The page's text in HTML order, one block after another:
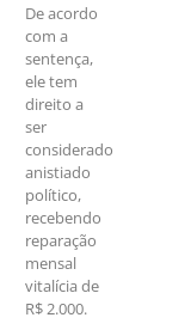
De acordo
com a
sentença,
ele tem
direito a
ser
considerado
anistiado
político,
recebendo
reparação
mensal
vitalícia de
R$ 2.000.